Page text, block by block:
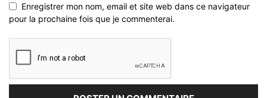
Enregistrer mon nom, email et site web dans ce navigateur
pour la prochaine fois que je commenterai.